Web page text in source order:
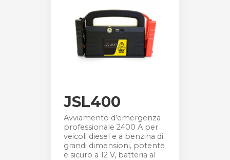
JSL400
Avviamento d’emergenza
professionale 2400 A per
veicoli diesel e a benzina di
grandi dimensioni, potente
e sicuro a 12 V, batteria al